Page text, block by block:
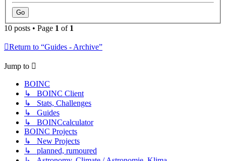
10 posts • Page 1 of 1
Return to “Guides - Archive”
Jump to
BOINC
↳ BOINC Client
↳ Stats, Challenges
↳ Guides
↳ BOINCcalculator
BOINC Projects
↳ New Projects
↳ planned, rumoured